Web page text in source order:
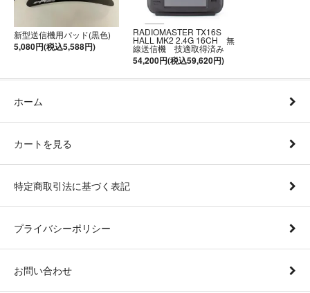
新型送信機用パッド(黒色)
5,080円(税込5,588円)
RADIOMASTER TX16S
HALL MK2 2.4G 16CH 無
線送信機 技適取得済み
54,200円(税込59,620円)
ホーム
カートを見る
特定商取引法に基づく表記
プライバシーポリシー
お問い合わせ